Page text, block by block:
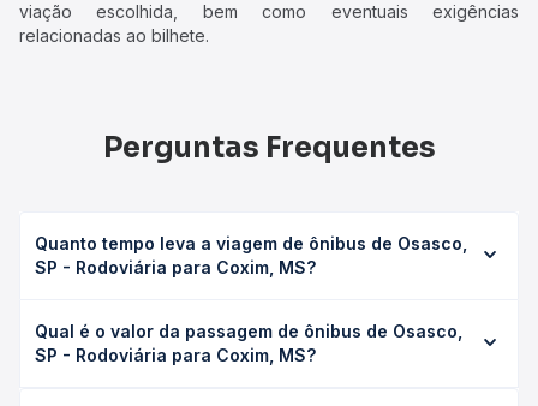
viação escolhida, bem como eventuais exigências
relacionadas ao bilhete.
Perguntas Frequentes
Quanto tempo leva a viagem de ônibus de Osasco,
SP - Rodoviária para Coxim, MS?
Coxim, MS leva em média 22h 3min, podendo variar
conforme a viação, o tipo de serviço (convencional,
Qual é o valor da passagem de ônibus de Osasco,
SP - Rodoviária para Coxim, MS?